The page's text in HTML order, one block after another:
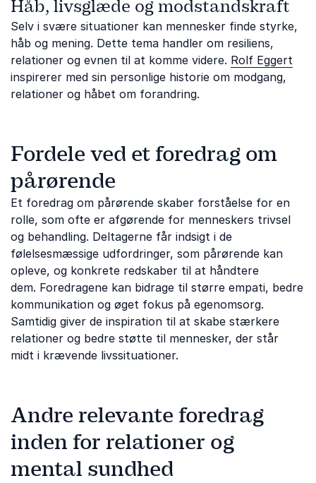
Håb, livsglæde og modstandskraft
Selv i svære situationer kan mennesker finde styrke,
håb og mening. Dette tema handler om resiliens,
relationer og evnen til at komme videre. Rolf Eggert
inspirerer med sin personlige historie om modgang,
relationer og håbet om forandring.
Fordele ved et foredrag om
pårørende
Et foredrag om pårørende skaber forståelse for en
rolle, som ofte er afgørende for menneskers trivsel
og behandling. Deltagerne får indsigt i de
følelsesmæssige udfordringer, som pårørende kan
opleve, og konkrete redskaber til at håndtere
dem. Foredragene kan bidrage til større empati, bedre
kommunikation og øget fokus på egenomsorg.
Samtidig giver de inspiration til at skabe stærkere
relationer og bedre støtte til mennesker, der står
midt i krævende livssituationer.
Andre relevante foredrag
inden for relationer og
mental sundhed